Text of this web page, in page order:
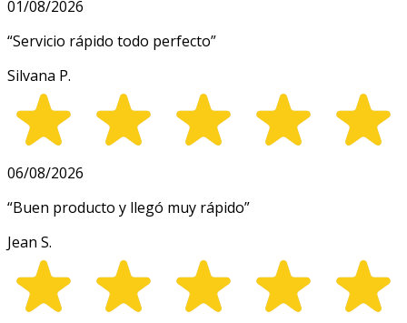
01/08/2026
“Servicio rápido todo perfecto”
Silvana P.
06/08/2026
“Buen producto y llegó muy rápido”
Jean S.